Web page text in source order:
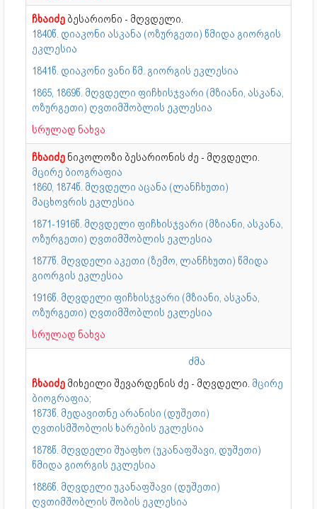
ჩხაიძე ბესარიონი - მღვდელი.
1840წ. დიაკონი ასკანა (ოზურგეთი) წმიდა გიორგის
ეკლესია
1841წ. დიაკონი ვანი წმ. გიორგის ეკლესია
1865, 1869წ. მღვდელი ფიჩხისჯვარი (მზიანი, ასკანა,
ოზურგეთი) ღვთიმშობლის ეკლესია
სრულად ნახვა
ჩხაიძე ნიკოლოზი ბესარიონის ძე - მღვდელი.
მცირე ბიოგრაფია
1860, 1874წ. მღვდელი აცანა (ლანჩხუთი)
მაცხოვრის ეკლესია
1871-1916წ. მღვდელი ფიჩხისჯვარი (მზიანი, ასკანა,
ოზურგეთი) ღვთიმშობლის ეკლესია
1877წ. მღვდელი აკეთი (ზემო, ლანჩხუთი) წმიდა
გიორგის ეკლესია
1916წ. მღვდელი ფიჩხისჯვარი (მზიანი, ასკანა,
ოზურგეთი) ღვთიმშობლის ეკლესია
სრულად ნახვა
ძმა
ჩხაიძე მიხეილი შევარდენის ძე - მღვდელი. მცირე
ბიოგრაფია;
1873წ. მედავითნე არანისი (დუშეთი)
ღვთისმშობლის ხარების ეკლესია
1878წ. მღვდელი შუაფხო (უკანაფშავი, დუშეთი)
წმიდა გიორგის ეკლესია
1886წ. მღვდელი უკანაფშავი (დუშეთი)
ღვთიმშობლის შობის ეკლესია